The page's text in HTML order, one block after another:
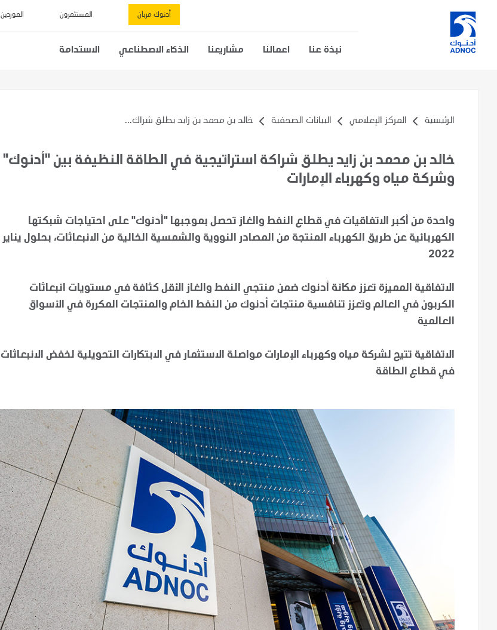
أدنوك مربان المستثمرون الموردين
نبذة عنا اعمالنا مشاريعنا الذكاء الاصطناعي الاستدامة
الرئيسية المركز الإعلامي البيانات الصحفية خالد بن محمد بن زايد يطلق شراك...
خالد بن محمد بن زايد يطلق شراكة استراتيجية في الطاقة النظيفة بين "أدنوك"
وشركة مياه وكهرباء الإمارات
واحدة من أكبر الاتفاقيات في قطاع النفط والغاز تحصل بموجبها "أدنوك" على احتياجات شبكتها
الكهربائية عن طريق الكهرباء المنتجة من المصادر النووية والشمسية الخالية من الانبعاثات، بحلول يناير
2022
الاتفاقية المميزة تعزز مكانة أدنوك ضمن منتجي النفط والغاز الأقل كثافة في مستويات انبعاثات
الكربون في العالم وتعزز تنافسية منتجات أدنوك من النفط الخام والمنتجات المكررة في الأسواق
العالمية
الاتفاقية تتيح لشركة مياه وكهرباء الإمارات مواصلة الاستثمار في الابتكارات التحويلية لخفض الانبعاثات
في قطاع الطاقة